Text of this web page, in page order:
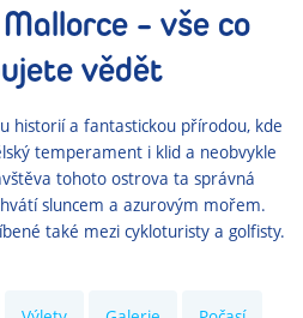
- vše co
vědět
historií a fantastickou přírodou, kde
temperament i klid a neobvykle
tohoto ostrova ta správná
sluncem a azurovým mořem.
také mezi cykloturisty a golfisty.